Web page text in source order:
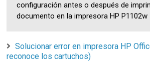
configuración antes o después de
documento en la impresora HP P1102w
Solucionar error en impresora HP
reconoce los cartuchos)